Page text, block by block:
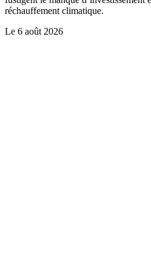
réchauffement climatique.
Le 6 août 2026